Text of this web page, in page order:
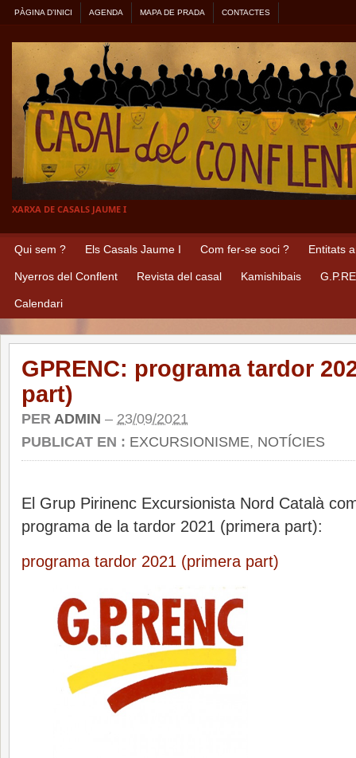
PÀGINA D’INICI AGENDA MAPA DE PRADA CONTACTES
XARXA DE CASALS JAUME I
Qui sem ? Els Casals Jaume I Com fer-se soci ? Entitats
Nyerros del Conflent Revista del casal Kamishibais
Calendari
GPRENC: programa tardor
part)
PER ADMIN – 23/09/2021
PUBLICAT EN : EXCURSIONISME, NOTÍCIES
El Grup Pirinenc Excursionista Nord Català
programa de la tardor 2021 (primera part):
programa tardor 2021 (primera part)